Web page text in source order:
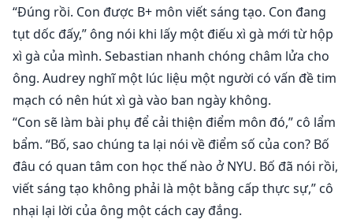
“Đúng rồi. Con được B+ môn viết sáng tạo. Con đang
tụt dốc đấy,” ông nói khi lấy một điếu xì gà mới từ hộp
xì gà của mình. Sebastian nhanh chóng châm lửa cho
ông. Audrey nghĩ một lúc liệu một người có vấn đề tim
mạch có nên hút xì gà vào ban ngày không.
“Con sẽ làm bài phụ để cải thiện điểm môn đó,” cô lẩm
bẩm. “Bố, sao chúng ta lại nói về điểm số của con? Bố
đâu có quan tâm con học thế nào ở NYU. Bố đã nói rồi,
viết sáng tạo không phải là một bằng cấp thực sự,” cô
nhại lại lời của ông một cách cay đắng.